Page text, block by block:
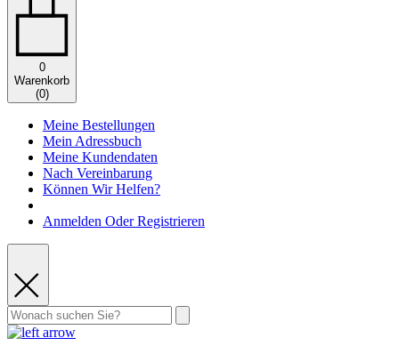
0
Warenkorb
(0)
Meine Bestellungen
Mein Adressbuch
Meine Kundendaten
Nach Vereinbarung
Können Wir Helfen?
Anmelden Oder Registrieren